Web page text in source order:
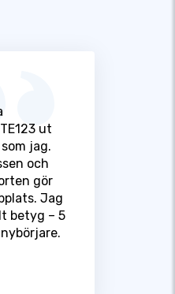
ut
jag.
och
gör
Jag
betyg – 5